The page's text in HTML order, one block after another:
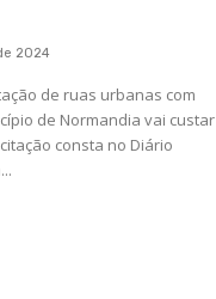
2024
de ruas urbanas com
de Normandia vai custar
consta no Diário